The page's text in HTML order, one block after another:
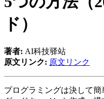
ド）
著者: AI科技驿站
原文リンク: 原文リンク
プログラミングは決して